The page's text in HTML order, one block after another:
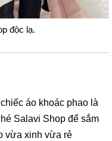
độc lạ.
áo khoác phao là
Salavi Shop để sắm
vừa xinh vừa rẻ